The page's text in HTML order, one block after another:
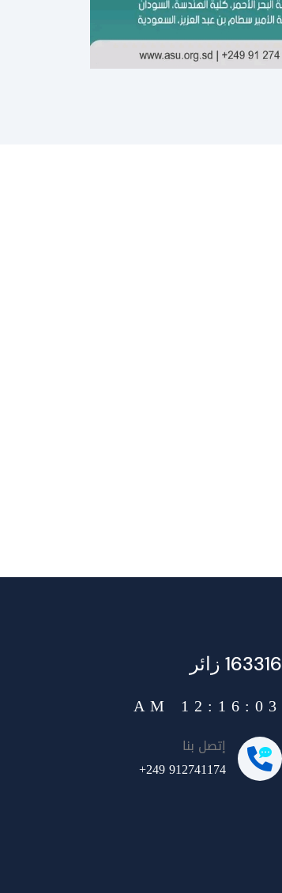
163316 زائر
12:16:04 AM
إتصل بنا
+249 912741174